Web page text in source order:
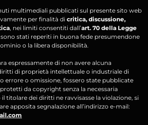
multimediali pubblicati sul presente sito web
per finalità di critica, discussione,
, nei limiti consentiti dall’art. 70 della Legge
sono stati reperiti in buona fede presumendone
o la libera disponibilità.
espressamente di non avere alcuna
di proprietà intellettuale o industriale di
errore o omissione, fossero state pubblicate
da copyright senza la necessaria
titolare dei diritti ne ravvisasse la violazione, si
apposita segnalazione all’indirizzo e-mail: